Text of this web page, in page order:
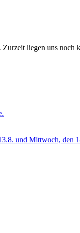
liegen uns
und Mittwoch, den